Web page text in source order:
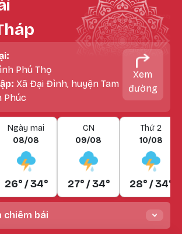
Phú Thọ
Xã Đại Đình, huyện Tam
Phúc
Xem
đường
Ngày mai
08/08
26° / 34°
CN
09/08
27° / 34°
Thứ 2
10/08
28° / 34°
chiêm bái